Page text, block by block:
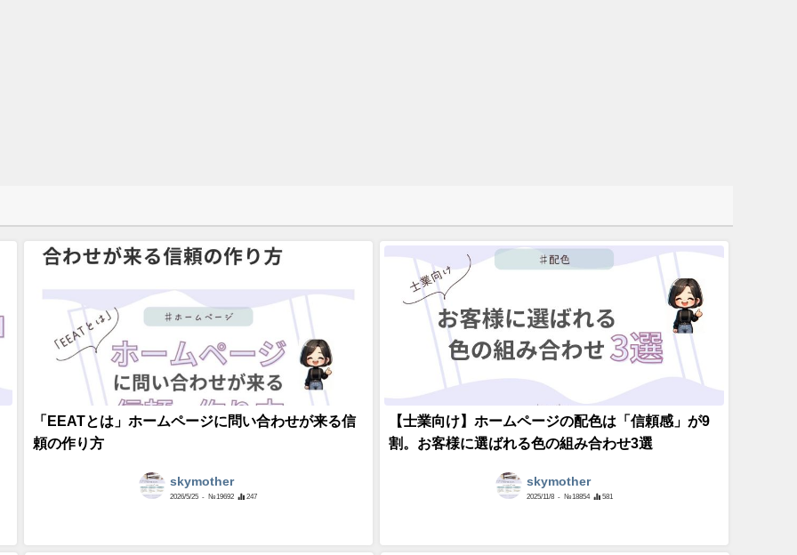
「EEATとは」ホームページに問い合わせが来る信
頼の作り方
skymother
2026/5/25 - №19692 247
【士業向け】ホームページの配色は「信頼感」が9
割。お客様に選ばれる色の組み合わせ3選
skymother
2025/11/8 - №18854 581